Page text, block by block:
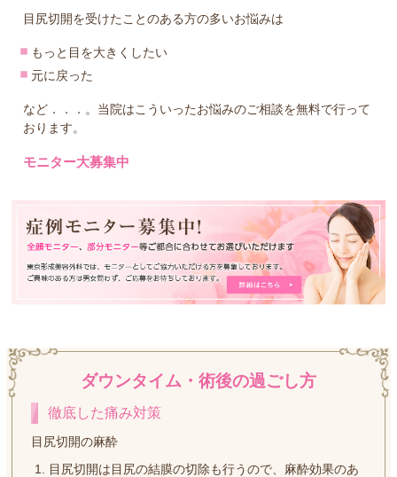
目尻切開を受けたことのある方の多いお悩みは
もっと目を大きくしたい
元に戻った
など．．．。当院はこういったお悩みのご相談を無料で行って
おります。
モニター大募集中
ダウンタイム・術後の過ごし方
徹底した痛み対策
目尻切開の麻酔
目尻切開は目尻の結膜の切除も行うので、麻酔効果のあ